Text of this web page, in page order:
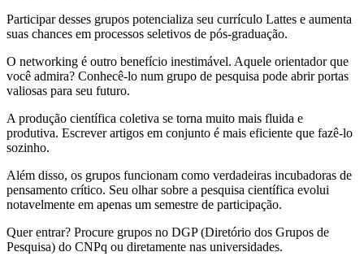
Participar desses grupos potencializa seu currículo Lattes e aumenta
suas chances em processos seletivos de pós-graduação.
O networking é outro benefício inestimável. Aquele orientador que
você admira? Conhecê-lo num grupo de pesquisa pode abrir portas
valiosas para seu futuro.
A produção científica coletiva se torna muito mais fluida e
produtiva. Escrever artigos em conjunto é mais eficiente que fazê-lo
sozinho.
Além disso, os grupos funcionam como verdadeiras incubadoras de
pensamento crítico. Seu olhar sobre a pesquisa científica evolui
notavelmente em apenas um semestre de participação.
Quer entrar? Procure grupos no DGP (Diretório dos Grupos de
Pesquisa) do CNPq ou diretamente nas universidades.